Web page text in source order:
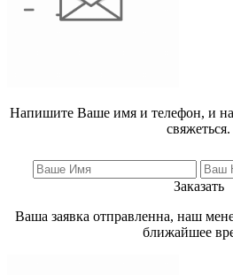
Напишите Ваше имя и телефон, и
свяжеться.
Заказать
Ваша заявка отправленна, наш
ближайшее